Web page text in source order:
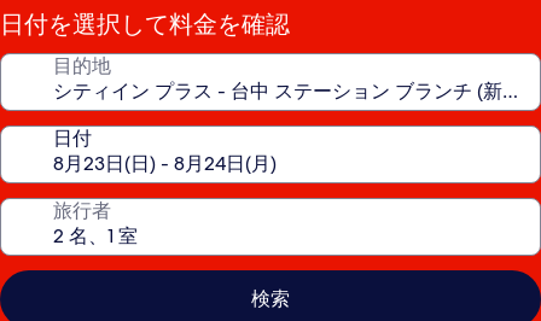
泊
施
日付を選択して料金を確認
目的地
日付
旅行者
検索